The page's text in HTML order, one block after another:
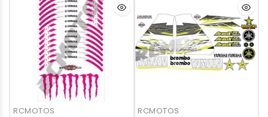
resistencia, acabado
profesional y opción de
personalización.
profesional y opción de
personalización.
RCMOTOS
RCMOTOS